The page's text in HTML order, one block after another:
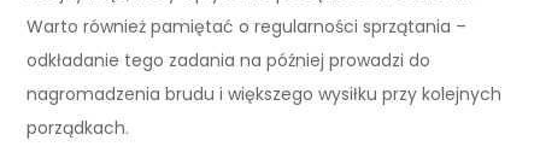
Warto również pamiętać o regularności sprzątania –
odkładanie tego zadania na później prowadzi do
nagromadzenia brudu i większego wysiłku przy kolejnych
porządkach.